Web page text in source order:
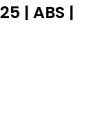
| ABS |